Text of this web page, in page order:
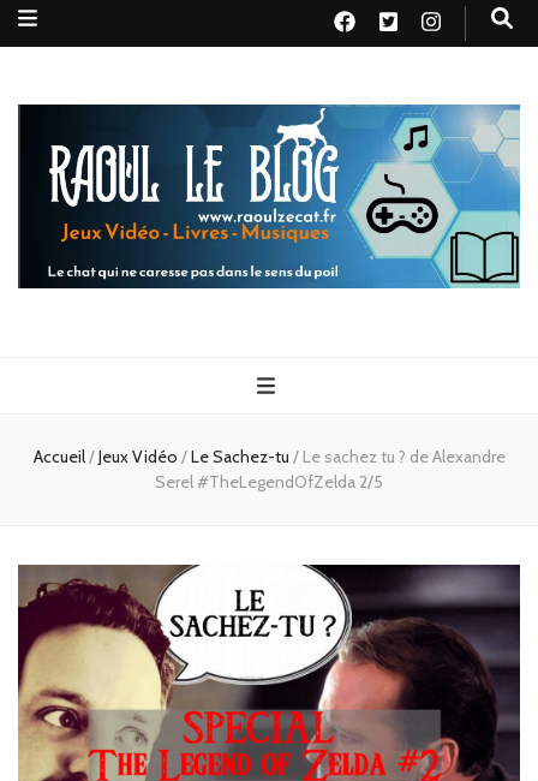
Raoul le
blog
Accueil/Jeux Vidéo /Le Sachez-tu / Le sachez tu ? de Alexandre
Serel #TheLegendOfZelda 2/5